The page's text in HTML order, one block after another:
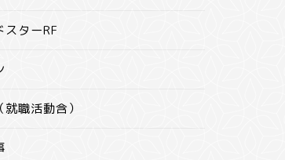
スターRF
就職活動含）